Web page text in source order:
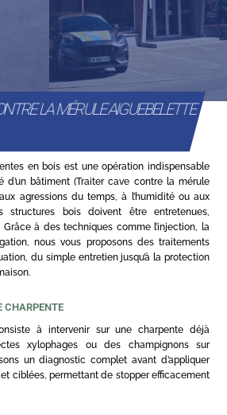
LA MÉRULE AIGUEBELETTE
en bois est une opération indispensable
d’un bâtiment (Traiter cave contre la mérule
agressions du temps, à l’humidité ou aux
structures bois doivent être entretenues,
Grâce à des techniques comme l’injection, la
nous vous proposons des traitements
du simple entretien jusqu’à la protection
CHARPENTE
à intervenir sur une charpente déjà
xylophages ou des champignons sur
un diagnostic complet avant d’appliquer
ciblées, permettant de stopper efficacement